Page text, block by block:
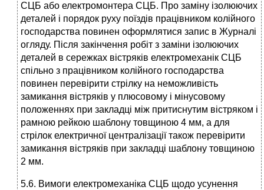
СЦБ або електромонтера СЦБ. Про заміну ізолюючих
деталей і порядок руху поїздів працівником колійного
господарства повинен оформлятися запис в Журналі
огляду. Після закінчення робіт з заміни ізолюючих
деталей в сережках вістряків електромеханік СЦБ
спільно з працівником колійного господарства
повинен перевірити стрілку на неможливість
замикання вістряків у плюсовому і мінусовому
положеннях при закладці між притиснутим вістряком і
рамною рейкою шаблону товщиною 4 мм, а для
стрілок електричної централізації також перевірити
замикання вістряків при закладці шаблону товщиною
2 мм.
5.6. Вимоги електромеханіка СЦБ щодо усунення